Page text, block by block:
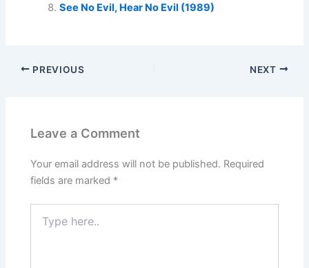
See No Evil, Hear No Evil (1989)
PREVIOUS NEXT
Leave a Comment
Your email address will not be published. Required
fields are marked *
here..